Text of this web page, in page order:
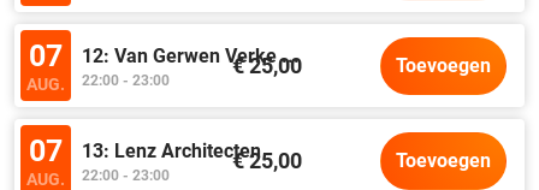
07
AUG.
12: Van Gerwen Verke...
22:00 - 23:00
€ 25,00 Toevoegen
07
AUG.
13: Lenz Architecten
22:00 - 23:00
€ 25,00 Toevoegen